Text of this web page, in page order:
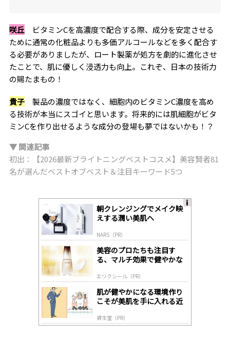
咲丘ビタミンCを高濃度で配合する際、成分を安定させる
ために通常の化粧品よりも多価アルコールなどを多く配合す
る必要がありましたが、ロート製薬が処方を劇的に進化させ
たことで、肌に優しく浸透力も向上。これぞ、日本の技術力
の賜たまもの！
貴子製品の濃度ではなく、細胞内のビタミンC濃度を高め
る技術が本当にスゴイと思います。将来的には肌細胞がビタ
ミンCを作り出せるような成分の登場も夢ではないかも！？
▼ 関連記事
初出：【2026最新ブライトニングベストコスメ】美容賢者81
名が選んだベストオブベスト＆注目キーワード5つ
朝クレンジングでメイク映
えする潤い美肌へ
NARS（PR）
美容のプロたちも注目す
る、マルチ効果で健やかな
エリクシール（PR）
肌が健やかになる環境作り
こそが美肌を手に入れる近
資生堂（PR）